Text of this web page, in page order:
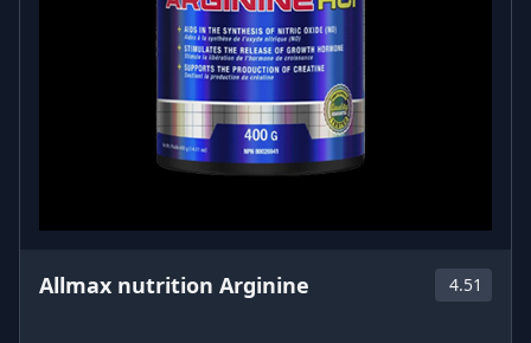
Allmax nutrition Arginine 4.51